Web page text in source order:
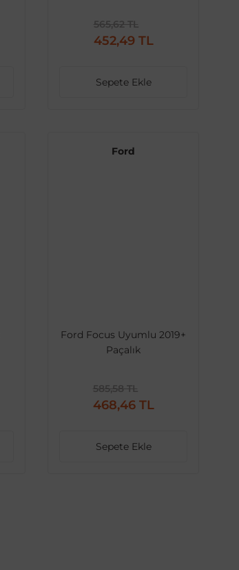
565,62 TL
452,49 TL
Sepete Ekle
Ford
Ford Focus Uyumlu 2019+
Paçalık
585,58 TL
468,46 TL
Sepete Ekle